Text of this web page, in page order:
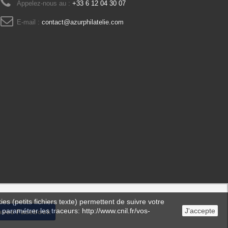
Appelez-nous au : +33 6 12 04 30 07
E-mail : contact@azurphilatelie.com
(petits fichiers texte) permettent de suivre votre
les traceurs: http://www.cnil.fr/vos-
J'accepte
Facebook